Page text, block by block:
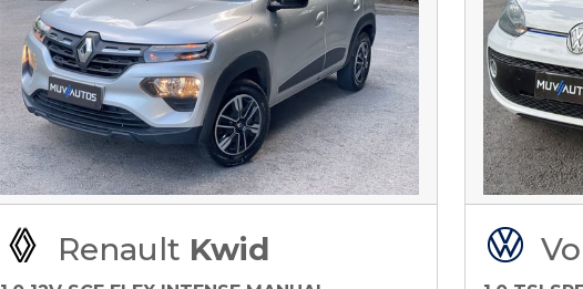
Renault Kwid